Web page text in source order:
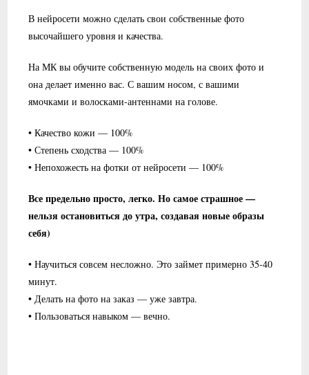
В нейросети можно сделать свои собственные фото
высочайшего уровня и качества.
На МК вы обучите собственную модель на своих фото и
она делает именно вас. С вашим носом, с вашими
ямочками и волосками-антеннами на голове.
• Качество кожи — 100%
• Степень сходства — 100%
• Непохожесть на фотки от нейросети — 100%
Все предельно просто, легко. Но самое страшное —
нельзя остановиться до утра, создавая новые образы
себя)
• Научиться совсем несложно. Это займет примерно 35-40
минут.
• Делать на фото на заказ — уже завтра.
• Пользоваться навыком — вечно.